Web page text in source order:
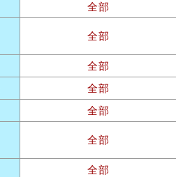
全部
全部
全部
全部
全部
全部
全部